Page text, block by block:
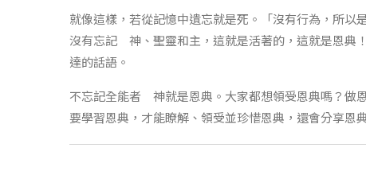
就像這樣，若從記憶中遺忘就是死。「沒有行為，所以
沒有忘記 神、聖靈和主，這就是活著的，這就是恩
達的話語。
不忘記全能者 神就是恩典。大家都想領受恩典嗎？做
要學習恩典，才能瞭解、領受並珍惜恩典，還會分享恩